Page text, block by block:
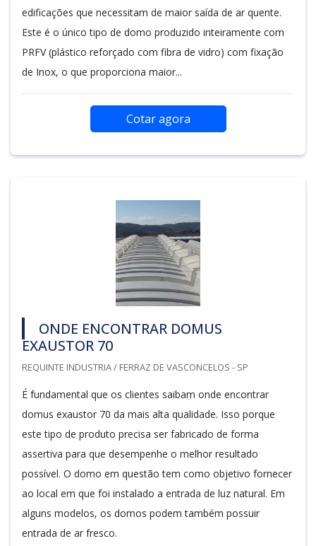
edificações que necessitam de maior saída de ar quente.
Este é o único tipo de domo produzido inteiramente com
PRFV (plástico reforçado com fibra de vidro) com fixação
de Inox, o que proporciona maior...
Cotar agora
ONDE ENCONTRAR DOMUS
EXAUSTOR 70
REQUINTE INDUSTRIA / FERRAZ DE VASCONCELOS - SP
É fundamental que os clientes saibam onde encontrar
domus exaustor 70 da mais alta qualidade. Isso porque
este tipo de produto precisa ser fabricado de forma
assertiva para que desempenhe o melhor resultado
possível. O domo em questão tem como objetivo fornecer
ao local em que foi instalado a entrada de luz natural. Em
alguns modelos, os domos podem também possuir
entrada de ar fresco.